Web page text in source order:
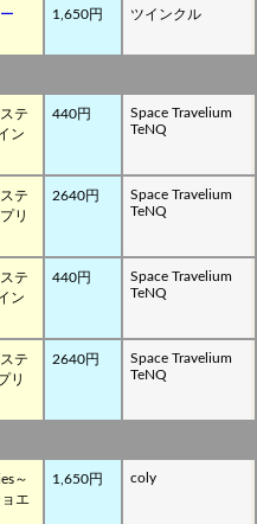
1,650円 ツインクル
テ
ン
440円
Space Travelium
TeNQ
テ
リ
2640円
Space Travelium
TeNQ
テ
ン
440円
Space Travelium
TeNQ
テ
リ
2640円
Space Travelium
TeNQ
～
エ
1,650円 coly